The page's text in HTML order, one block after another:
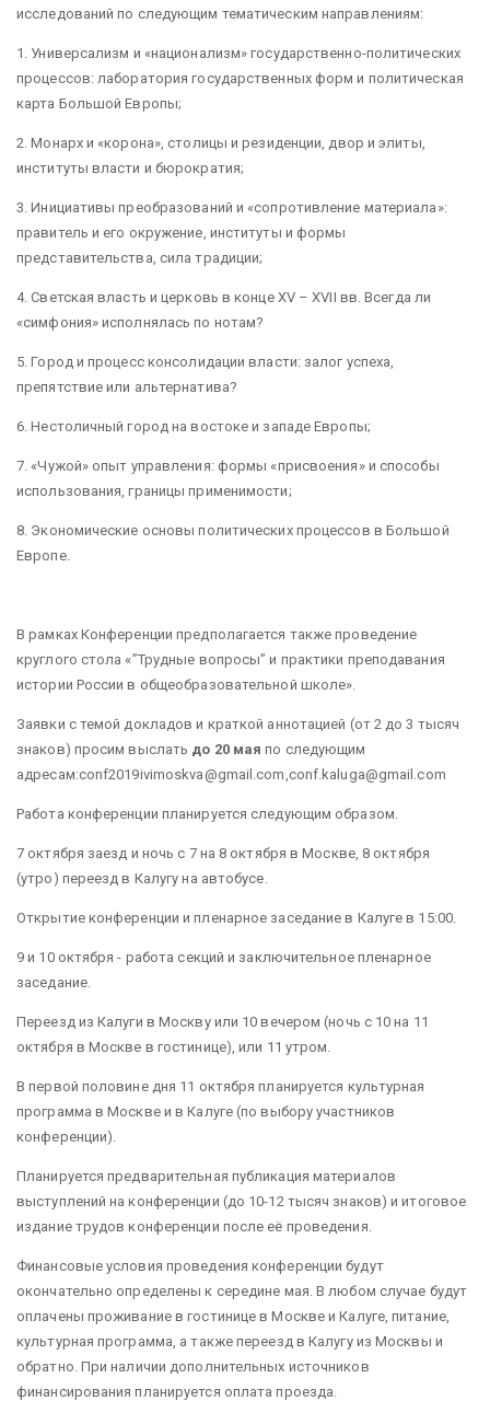
исследований по следующим тематическим направлениям:
1. Универсализм и «национализм» государственно-политических
процессов: лаборатория государственных форм и политическая
карта Большой Европы;
2. Монарх и «корона», столицы и резиденции, двор и элиты,
институты власти и бюрократия;
3. Инициативы преобразований и «сопротивление материала»:
правитель и его окружение, институты и формы
представительства, сила традиции;
4. Светская власть и церковь в конце XV – XVII вв. Всегда ли
«симфония» исполнялась по нотам?
5. Город и процесс консолидации власти: залог успеха,
препятствие или альтернатива?
6. Нестоличный город на востоке и западе Европы;
7. «Чужой» опыт управления: формы «присвоения» и способы
использования, границы применимости;
8. Экономические основы политических процессов в Большой
Европе.
В рамках Конференции предполагается также проведение
круглого стола «”Трудные вопросы” и практики преподавания
истории России в общеобразовательной школе».
Заявки с темой докладов и краткой аннотацией (от 2 до 3 тысяч
знаков) просим выслать до 20 маяпо следующим
адресам:conf2019ivimoskva@gmail.com,conf.kaluga@gmail.com
Работа конференции планируется следующим образом.
7 октября заезд и ночь с 7 на 8 октября в Москве, 8 октября
(утро) переезд в Калугу на автобусе.
Открытие конференции и пленарное заседание в Калуге в 15:00.
9 и 10 октября - работа секций и заключительное пленарное
заседание.
Переезд из Калуги в Москву или 10 вечером (ночь с 10 на 11
октября в Москве в гостинице), или 11 утром.
В первой половине дня 11 октября планируется культурная
программа в Москве и в Калуге (по выбору участников
конференции).
Планируется предварительная публикация материалов
выступлений на конференции (до 10-12 тысяч знаков) и итоговое
издание трудов конференции после её проведения.
Финансовые условия проведения конференции будут
окончательно определены к середине мая. В любом случае будут
оплачены проживание в гостинице в Москве и Калуге, питание,
культурная программа, а также переезд в Калугу из Москвы и
обратно. При наличии дополнительных источников
финансирования планируется оплата проезда.